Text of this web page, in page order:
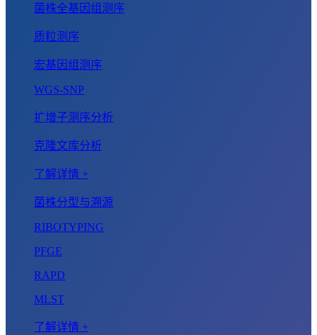
菌株全基因组测序
质粒测序
宏基因组测序
WGS-SNP
扩增子测序分析
克隆文库分析
了解详情 +
菌株分型与溯源
RIBOTYPING
PFGE
RAPD
MLST
了解详情 +